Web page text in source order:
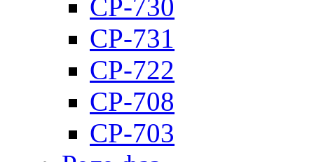
CP-730
CP-731
CP-722
CP-708
CP-703